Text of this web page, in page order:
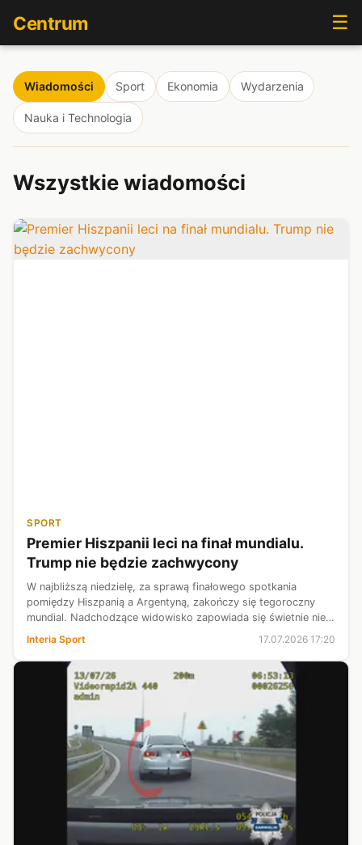
Centrum ☰
Wiadomości Sport Ekonomia Wydarzenia
Nauka i Technologia
Wszystkie wiadomości
SPORT
Premier Hiszpanii leci na finał mundialu.
Trump nie będzie zachwycony
W najbliższą niedzielę, za sprawą finałowego spotkania
pomiędzy Hiszpanią a Argentyną, zakończy się tegoroczny
mundial. Nadchodzące widowisko zapowiada się świetnie nie
gwiazd oraz znanych na cały...
Interia Sport 17.07.2026 17:20